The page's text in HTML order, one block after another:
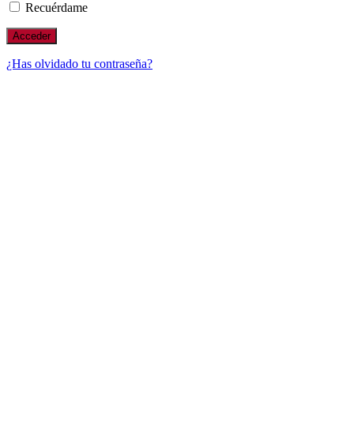
Recuérdame
¿Has olvidado tu contraseña?